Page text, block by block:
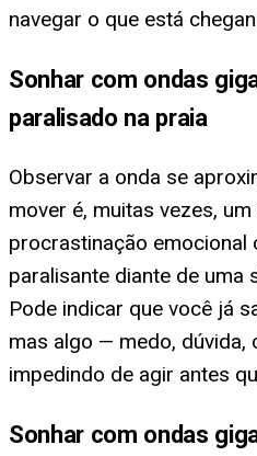
navegar o que está
Sonhar com ondas
paralisado na praia
Observar a onda se
mover é, muitas vezes,
procrastinação emocional
paralisante diante de uma
Pode indicar que você já
mas algo — medo,
impedindo de agir antes
Sonhar com ondas